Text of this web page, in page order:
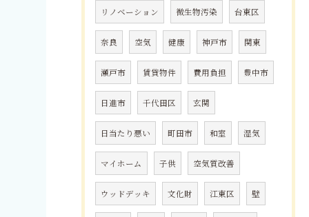
リノベーション 微生物汚染 台東区
奈良 空気 健康 神戸市 関東
瀬戸市 賃貸物件 費用負担 豊中市
日進市 千代田区 玄関
日当たり悪い 町田市 和室 湿気
マイホーム 子供 空気質改善
ウッドデッキ 文化財 江東区 壁